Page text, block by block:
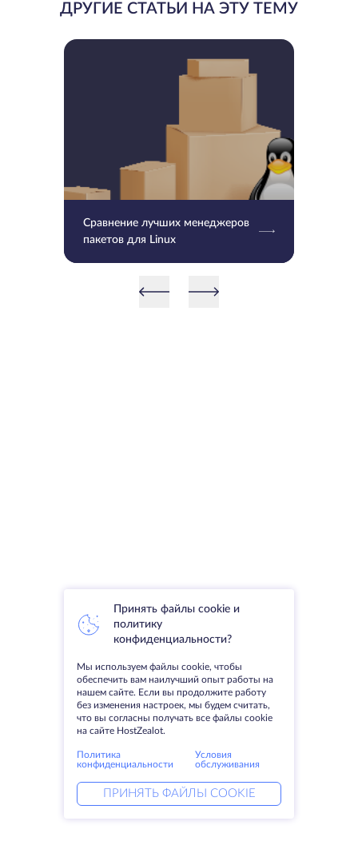
ДРУГИЕ СТАТЬИ НА ЭТУ ТЕМУ
Сравнение лучших менеджеров
пакетов для Linux
Принять файлы cookie и
политику
конфиденциальности?
Мы используем файлы cookie, чтобы
обеспечить вам наилучший опыт работы на
нашем сайте. Если вы продолжите работу
без изменения настроек, мы будем считать,
что вы согласны получать все файлы cookie
на сайте HostZealot.
Политика
конфиденциальности
Условия
обслуживания
ПРИНЯТЬ ФАЙЛЫ COOKIE